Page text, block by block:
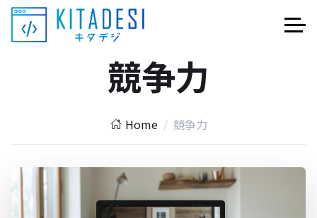
競争力
Home 競争力